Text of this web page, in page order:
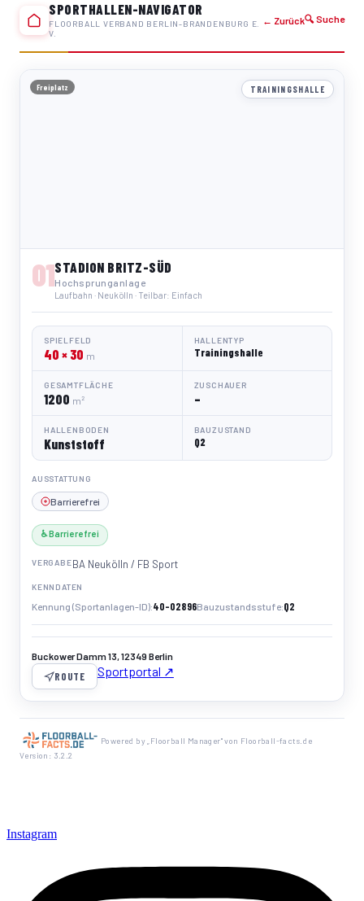
SPORTHALLEN-NAVIGATOR
FLOORBALL VERBAND BERLIN-BRANDENBURG E.
V.
← Zurück🔍 Suche
TRAININGSHALLE
Freiplatz
01STADION BRITZ-SÜD
Hochsprunganlage
Laufbahn · Neukölln · Teilbar: Einfach
SPIELFELD
40 × 30 m
HALLENTYP
Trainingshalle
GESAMTFLÄCHE
1200 m²
ZUSCHAUER
–
HALLENBODEN
Kunststoff
BAUZUSTAND
Q2
AUSSTATTUNG
Barrierefrei
♿ Barrierefrei
VERGABEBA Neukölln / FB Sport
KENNDATEN
Kennung (Sportanlagen-ID) 40-02896Bauzustandsstufe Q2
Buckower Damm 13, 12349 Berlin
ROUTE Sportportal ↗
Powered by „Floorball Manager" von Floorball-facts.de
Version: 3.2.2
Instagram